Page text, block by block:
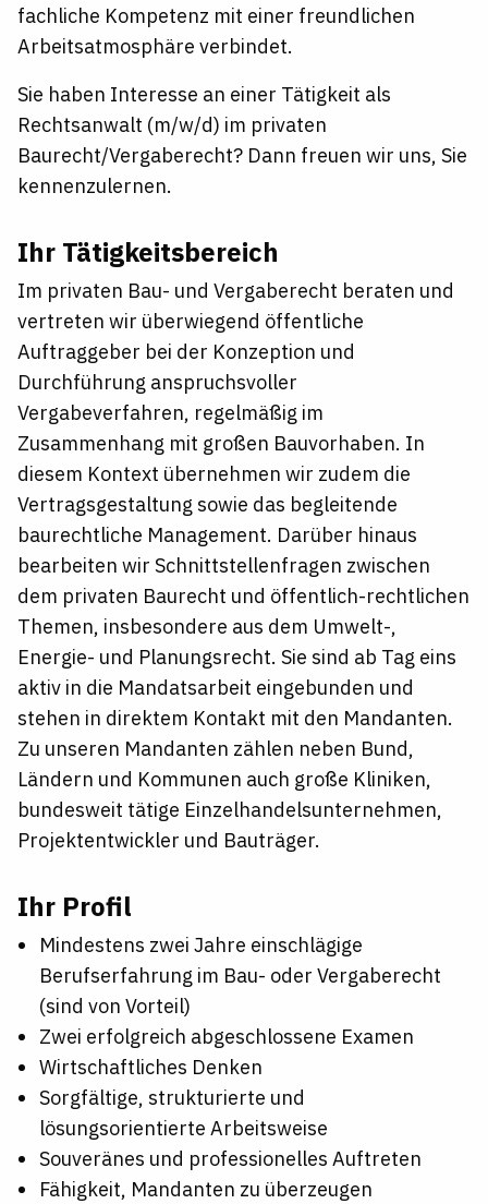
fachliche Kompetenz mit einer freundlichen
Arbeitsatmosphäre verbindet.
Sie haben Interesse an einer Tätigkeit als
Rechtsanwalt (m/w/d) im privaten
Baurecht/Vergaberecht? Dann freuen wir uns, Sie
kennenzulernen.
Ihr Tätigkeitsbereich
Im privaten Bau- und Vergaberecht beraten und
vertreten wir überwiegend öffentliche
Auftraggeber bei der Konzeption und
Durchführung anspruchsvoller
Vergabeverfahren, regelmäßig im
Zusammenhang mit großen Bauvorhaben. In
diesem Kontext übernehmen wir zudem die
Vertragsgestaltung sowie das begleitende
baurechtliche Management. Darüber hinaus
bearbeiten wir Schnittstellenfragen zwischen
dem privaten Baurecht und öffentlich-rechtlichen
Themen, insbesondere aus dem Umwelt-,
Energie- und Planungsrecht. Sie sind ab Tag eins
aktiv in die Mandatsarbeit eingebunden und
stehen in direktem Kontakt mit den Mandanten.
Zu unseren Mandanten zählen neben Bund,
Ländern und Kommunen auch große Kliniken,
bundesweit tätige Einzelhandelsunternehmen,
Projektentwickler und Bauträger.
Ihr Profil
Mindestens zwei Jahre einschlägige
Berufserfahrung im Bau- oder Vergaberecht
(sind von Vorteil)
Zwei erfolgreich abgeschlossene Examen
Wirtschaftliches Denken
Sorgfältige, strukturierte und
lösungsorientierte Arbeitsweise
Souveränes und professionelles Auftreten
Fähigkeit, Mandanten zu überzeugen